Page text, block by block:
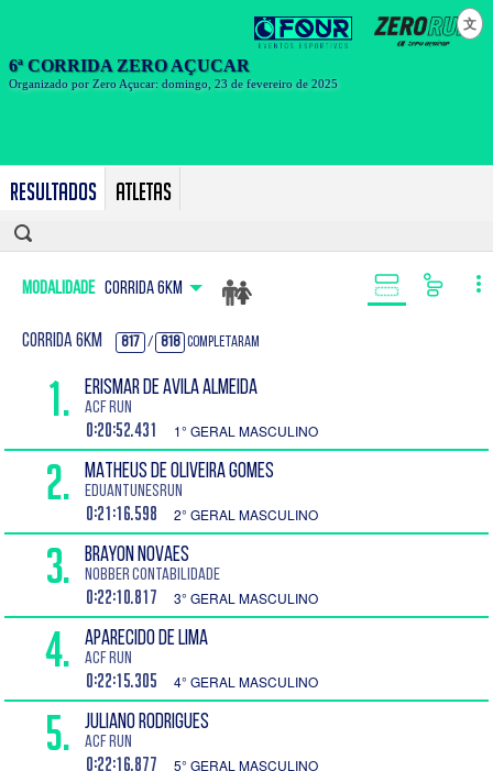
Resultados Atletas
文
Modalidade CORRIDA 6KM
CORRIDA 6KM 817 / 818 Completaram
1. ERISMAR DE AVILA ALMEIDA
ACF RUN
0:20:52.431 1° GERAL MASCULINO
2. MATHEUS DE OLIVEIRA GOMES
eduantunesrun
0:21:16.598 2° GERAL MASCULINO
3. BRAYON NOVAES
Nobber Contabilidade
0:22:10.817 3° GERAL MASCULINO
4. APARECIDO DE LIMA
ACF RUN
0:22:15.305 4° GERAL MASCULINO
5. JULIANO RODRIGUES
ACF RUN
0:22:16.877 5° GERAL MASCULINO